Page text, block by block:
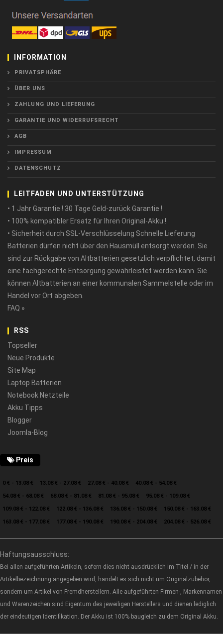
INFORMATION
PRIVATSPHÄRE
ÜBER UNS
ZAHLUNG UND LIEFERUNG
GARANTIE UND WIDERRUFSRECHT
AGB
IMPRESSUM
DATENSCHUTZ
LEITFADEN UND UNTERSTÜTZUNG
• 1 Jahr Garantie ! 30 Tage Geld-zurück Garantie !
• 100% kompatibler Ersatz für Ihren Original-Akku !
• Sicherheit durch SSL-Verschlüsselung Schnelle Lieferung
Batterien dürfen nicht über den Hausmüll entsorgt werden. Sie
sind zur Rückgabe von Altbatterien gesetzlich verpflichtet, damit
eine fachgerechte Entsorgung gewährleistet werden kann. Sie
können Altbatterien an einer kommunalen Sammelstelle oder im
Handel vor Ort abgeben.
FAQ »
RSS
Topseller
Neue Produkte
Site Map
Laptop Batterien
Notebook Netzteile
Akku Tipps
Blogger
Joomla-Blog
Preis
0 € - 13.08 € 13.08 € - 27.08 € 27.08 € - 40.08 €
40.08 € - 54.08 €
54.08 € - 68.08 €
68.08 € - 81.08 € 81.08 € - 95.08 €
95.08 € - 109.08 €
109.08 € - 122.08 €
122.08 € - 136.08 € 136.08 € - 150.08 €
150.08 € - 163.08 €
163.08 € - 177.08 €
177.08 € - 190.08 € 190.08 € - 204.08 € 204.08 € - 526.08 €
Haftungsausschluss:
Bei allen aufgeführten Artikeln, sofern dies nicht ausdrücklich im Titel / in der
Artikelbezeichnung angegeben wird, handelt es sich nicht um Originalzubehör,
sondern um Artikel von Fremdherstellern. Alle aufgeführten Firmen-, Markennamen
und Warenzeichen sind Eigentum des jeweiligen Herstellers und dienen lediglich
der eindeutigen Identifikation. Der Akku ist 100% baugleich zu dem Original Akku.